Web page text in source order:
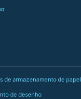
de armazenamento de papel
de desenho